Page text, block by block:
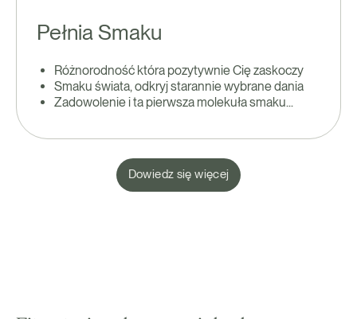
Pełnia Smaku
Różnorodność która pozytywnie Cię zaskoczy
Smaku świata, odkryj starannie wybrane dania
Zadowolenie i ta pierwsza molekuła smaku...
Dowiedz się więcej